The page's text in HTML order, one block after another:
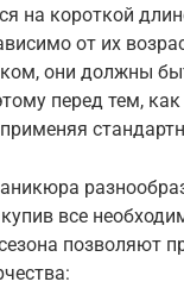
на короткой
от их
они должны
перед тем,
купив все
позволяют